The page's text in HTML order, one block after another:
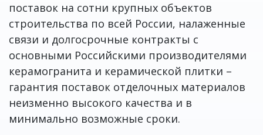
поставок на сотни крупных объектов
строительства по всей России, налаженные
связи и долгосрочные контракты с
основными Российскими производителями
керамогранита и керамической плитки –
гарантия поставок отделочных материалов
неизменно высокого качества и в
минимально возможные сроки.